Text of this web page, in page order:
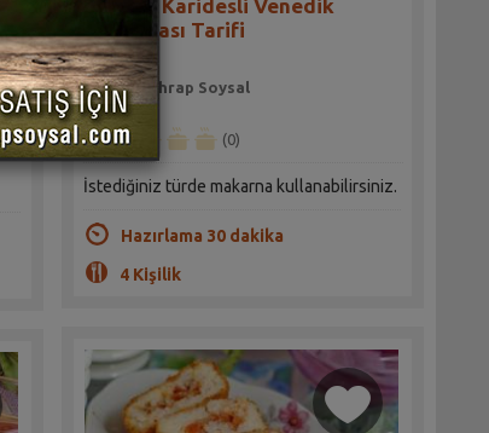
Kabaklı Karidesli Venedik
Makarnası Tarifi
Sahrap Soysal
(0)
İstediğiniz türde makarna kullanabilirsiniz.
Hazırlama 30 dakika
4 Kişilik